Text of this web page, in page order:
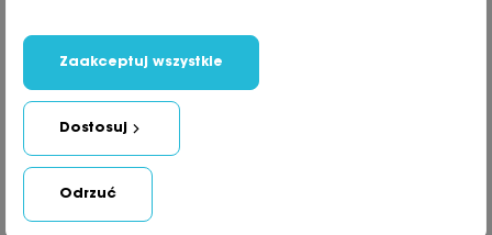
Informacje
Social Media
Copyright Florexpol © 2021. Wszystkie prawa zastrzeżone.
Odrzuć
Dostosuj
Zaakceptuj wszystkie